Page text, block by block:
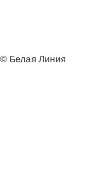
© Белая Линия